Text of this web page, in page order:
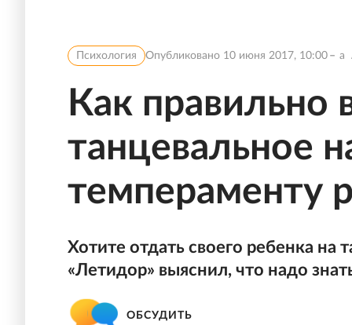
Психология Опубликовано 10 июня 2017, 10:00 a
Как правильно
танцевальное
темпераменту
Хотите отдать своего ребенка на
«Летидор» выяснил, что надо
ОБСУДИТЬ